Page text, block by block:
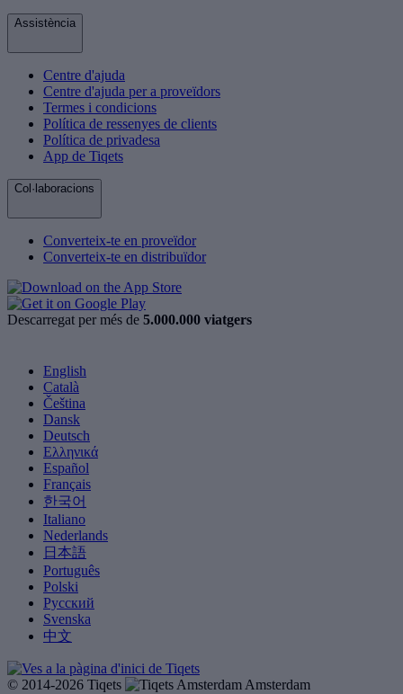
Assistència
Centre d'ajuda
Centre d'ajuda per a proveïdors
Termes i condicions
Política de ressenyes de clients
Política de privadesa
App de Tiqets
Col·laboracions
Converteix-te en proveïdor
Converteix-te en distribuïdor
Descarregat per més de 5.000.000 viatgers
English
Català
Čeština
Dansk
Deutsch
Ελληνικά
Español
Français
한국어
Italiano
Nederlands
日本語
Português
Polski
Русский
Svenska
中文
© 2014-2026 Tiqets
Amsterdam